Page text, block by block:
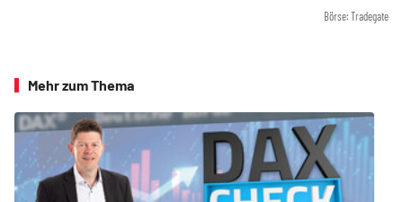
Börse: Tradegate
Mehr zum Thema